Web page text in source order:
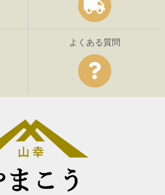
よくある質問